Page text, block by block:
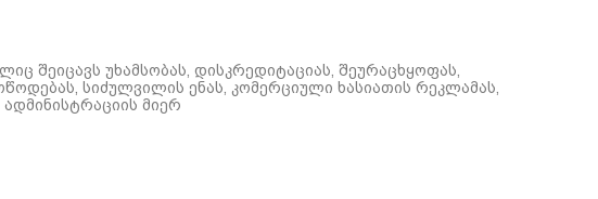
შეიცავს უხამსობას, დისკრედიტაციას, შეურაცხყოფას,
სიძულვილის ენას, კომერციული ხასიათის რეკლამას,
მიერ